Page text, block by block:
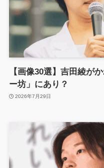
【画像30選】吉田綾が
ー坊」にあり？
2026年7月29日